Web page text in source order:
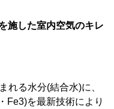
施した室内空気のキレ
れる水分(結合水)に、
Fe3)を最新技術により